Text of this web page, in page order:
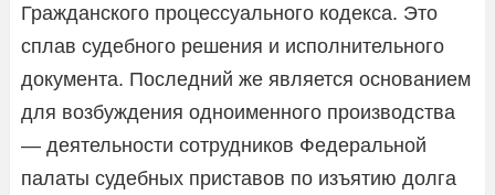
Гражданского процессуального кодекса. Это
сплав судебного решения и исполнительного
документа. Последний же является основанием
для возбуждения одноименного производства
— деятельности сотрудников Федеральной
палаты судебных приставов по изъятию долга